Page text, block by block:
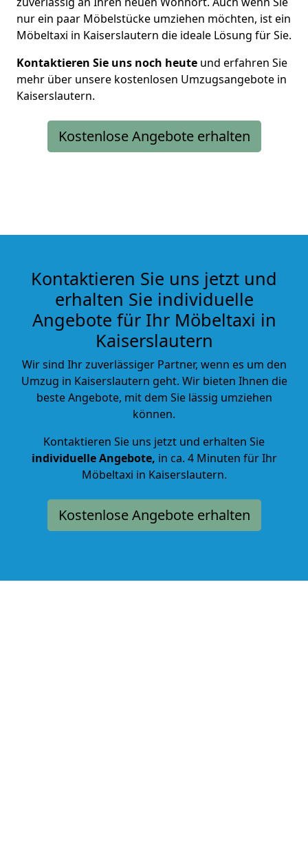
nur ein paar Möbelstücke umziehen möchten, ist ein
Möbeltaxi in Kaiserslautern die ideale Lösung für Sie.
Kontaktieren Sie uns noch heute und erfahren Sie
mehr über unsere kostenlosen Umzugsangebote in
Kaiserslautern.
Kostenlose Angebote erhalten
Kontaktieren Sie uns jetzt und
erhalten Sie individuelle
Angebote für Ihr Möbeltaxi in
Kaiserslautern
Wir sind Ihr zuverlässiger Partner, wenn es um den
Umzug in Kaiserslautern geht. Wir bieten Ihnen die
beste Angebote, mit dem Sie lässig umziehen
können.
Kontaktieren Sie uns jetzt und erhalten Sie
individuelle Angebote, in ca. 4 Minuten für Ihr
Möbeltaxi in Kaiserslautern.
Kostenlose Angebote erhalten